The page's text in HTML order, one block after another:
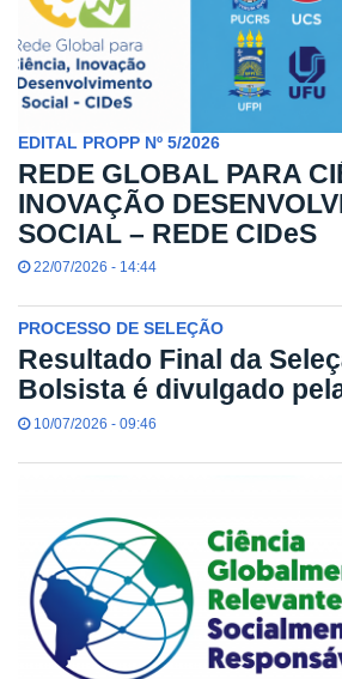
EDITAL PROPP Nº 5/2026
REDE GLOBAL PARA
INOVAÇÃO
SOCIAL – REDE CIDeS
22/07/2026 - 14:44
PROCESSO DE SELEÇÃO
Resultado Final da
Bolsista é divulgado
10/07/2026 - 09:46